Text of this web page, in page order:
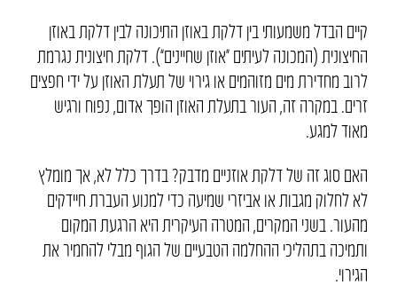
קיים הבדל משמעותי בין דלקת באוזן התיכונה לבין דלקת באוזן
החיצונית (המכונה לעיתים “אוזן שחיינים”). דלקת חיצונית נגרמת
לרוב מחדירת מים מזוהמים או גירוי של תעלת האוזן על ידי חפצים
זרים. במקרה זה, העור בתעלת האוזן הופך אדום, נפוח ורגיש
מאוד למגע.
האם סוג זה של דלקת אוזניים מדבק? בדרך כלל לא, אך מומלץ
לא לחלוק מגבות או אביזרי שמיעה כדי למנוע העברת חיידקים
מהעור. בשני המקרים, המטרה העיקרית היא הרגעת המקום
ותמיכה בתהליכי ההחלמה הטבעיים של הגוף מבלי להחמיר את
הגירוי.